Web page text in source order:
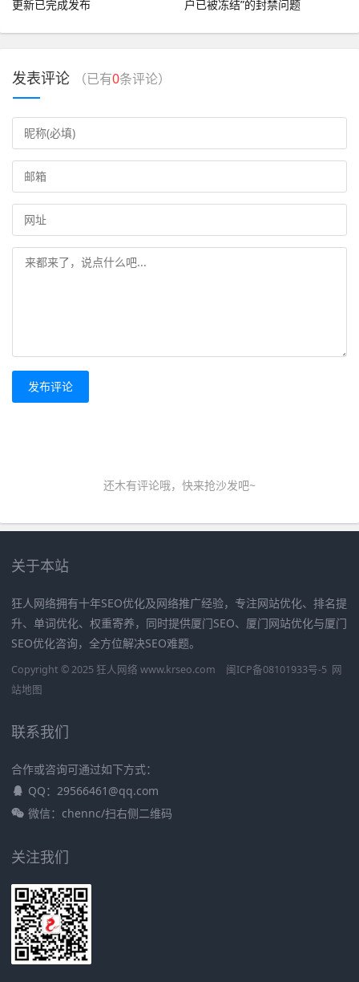
更新已完成发布
户已被冻结”的封禁问题
发表评论 （已有0条评论）
发布评论
还木有评论哦，快来抢沙发吧~
关于本站
狂人网络拥有十年SEO优化及网络推广经验，专注网站优化、排名提
升、单词优化、权重寄养，同时提供厦门SEO、厦门网站优化与厦门
SEO优化咨询，全方位解决SEO难题。
Copyright © 2025 狂人网络 www.krseo.com 闽ICP备08101933号-5 网
站地图
联系我们
合作或咨询可通过如下方式：
QQ：29566461@qq.com
微信：chennc/扫右侧二维码
关注我们